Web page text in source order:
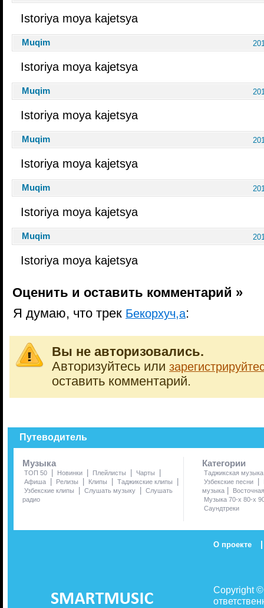
Istoriya moya kajetsya
Muqim
Istoriya moya kajetsya
Muqim
Istoriya moya kajetsya
Muqim
Istoriya moya kajetsya
Muqim
Istoriya moya kajetsya
Muqim
Istoriya moya kajetsya
Оценить и оставить комментарий »
Я думаю, что трек Бекорхуч,а:
Вы не авторизовались.
Авторизуйтесь или
оставить комментарий.
Путеводитель
Музыка
ТОП 50 Новинки Плейлисты Чарты
Афиша Релизы Клипы Таджикские клипы
Узбекские клипы Слушать музыку
Слушать
радио
Категории
Таджикская музыка
Узбекские песни
музыка
Музыка 70-х 80-х
Саундтреки
О проекте |
Copyright